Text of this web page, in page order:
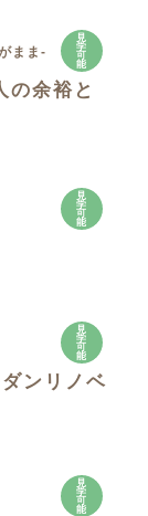
見
学
可
能
余裕と
見
学
可
能
見
学
可
能
ンリノベ
見
学
可
能